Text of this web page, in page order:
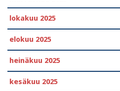
lokakuu 2025
elokuu 2025
heinäkuu 2025
kesäkuu 2025